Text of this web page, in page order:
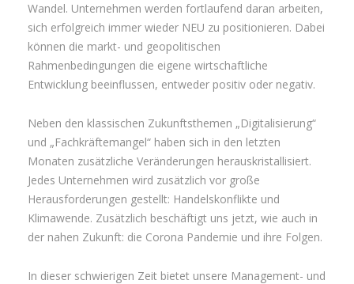
Wandel. Unternehmen werden fortlaufend daran arbeiten,
sich erfolgreich immer wieder NEU zu positionieren. Dabei
können die markt- und geopolitischen
Rahmenbedingungen die eigene wirtschaftliche
Entwicklung beeinflussen, entweder positiv oder negativ.
Neben den klassischen Zukunftsthemen „Digitalisierung“
und „Fachkräftemangel“ haben sich in den letzten
Monaten zusätzliche Veränderungen herauskristallisiert.
Jedes Unternehmen wird zusätzlich vor große
Herausforderungen gestellt: Handelskonflikte und
Klimawende. Zusätzlich beschäftigt uns jetzt, wie auch in
der nahen Zukunft: die Corona Pandemie und ihre Folgen.
In dieser schwierigen Zeit bietet unsere Management- und